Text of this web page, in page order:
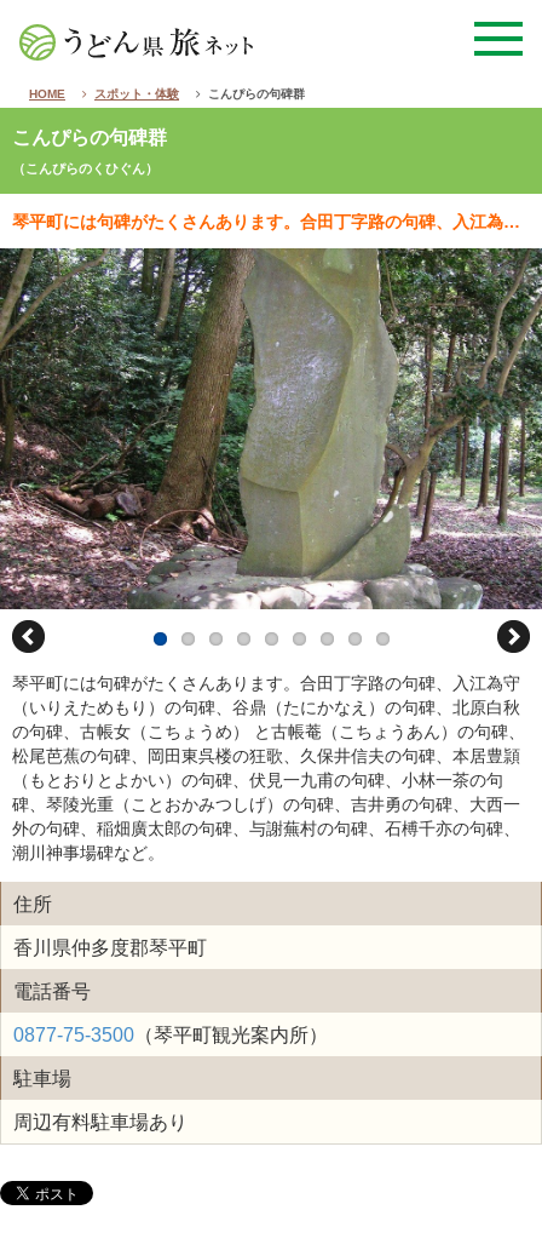
HOME スポット・体験 こんぴらの句碑群
こんぴらの句碑群
（こんぴらのくひぐん）
琴平町には句碑がたくさんあります。合田丁字路の句碑、入江為守（いりえためもり）の句碑、谷鼎（たにかな…
琴平町には句碑がたくさんあります。合田丁字路の句碑、入江為守
（いりえためもり）の句碑、谷鼎（たにかなえ）の句碑、北原白秋
の句碑、古帳女（こちょうめ） と古帳菴（こちょうあん）の句碑、
松尾芭蕉の句碑、岡田東呉楼の狂歌、久保井信夫の句碑、本居豊頴
（もとおりとよかい）の句碑、伏見一九甫の句碑、小林一茶の句
碑、琴陵光重（ことおかみつしげ）の句碑、吉井勇の句碑、大西一
外の句碑、稲畑廣太郎の句碑、与謝蕪村の句碑、石榑千亦の句碑、
潮川神事場碑など。
住所
香川県仲多度郡琴平町
電話番号
0877-75-3500 （琴平町観光案内所）
駐車場
周辺有料駐車場あり